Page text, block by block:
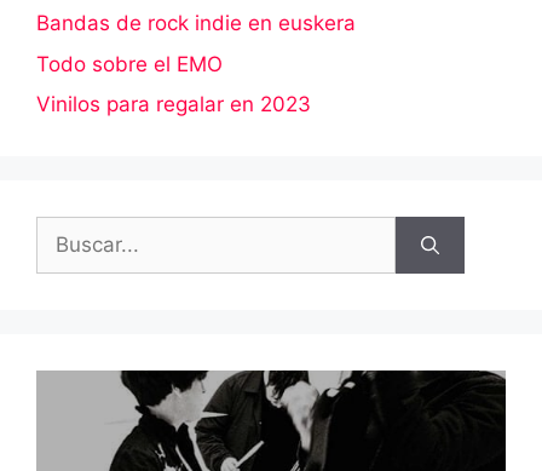
Bandas de rock indie en euskera
Todo sobre el EMO
Vinilos para regalar en 2023
Buscar: